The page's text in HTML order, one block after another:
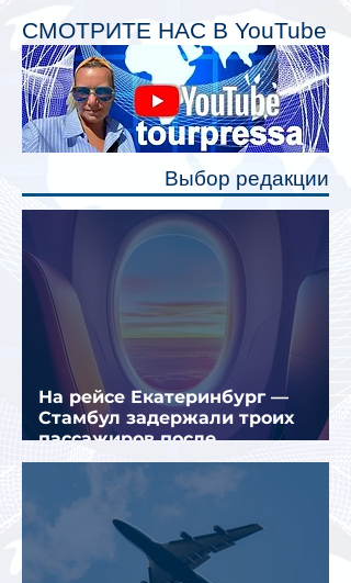
планируется начать в 2027 году.
Одним из главных нововведений
станут индивидуальные шторки у
каждого спального места. Они
позволят пассажирам закрыть свою
полку во время сна или отдыха,
СМОТРИТЕ НАС В YouTube
Выбор редакции
На рейсе Екатеринбург —
Стамбул задержали троих
пассажиров после
предполагаемой серии краж